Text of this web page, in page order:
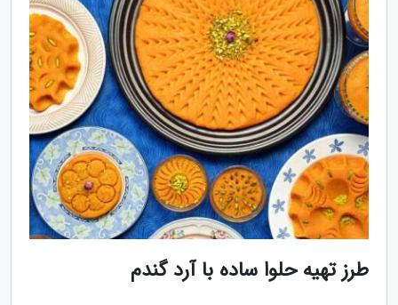
طرز تهیه حلوا ساده با آرد گندم